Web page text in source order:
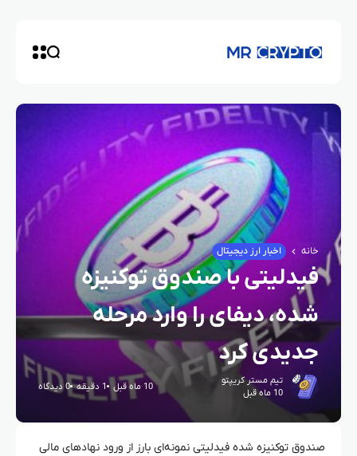
خانه اخبار ارز دیجیتال
فیدلیتی با صندوق توکنیزه‌
شده، دیفای را وارد مرحله
جدیدی کرد
تیم مستر کریپتو
10 ماه قبل
10 ماه قبل 1 دقیقه 0 دیدگاه
صندوق توکنیزه‌ شده فیدلیتی نمونه‌ای بارز از ورود نهادهای مالی